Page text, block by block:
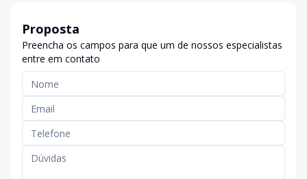
Proposta
Preencha os campos para que um de nossos especialistas
entre em contato